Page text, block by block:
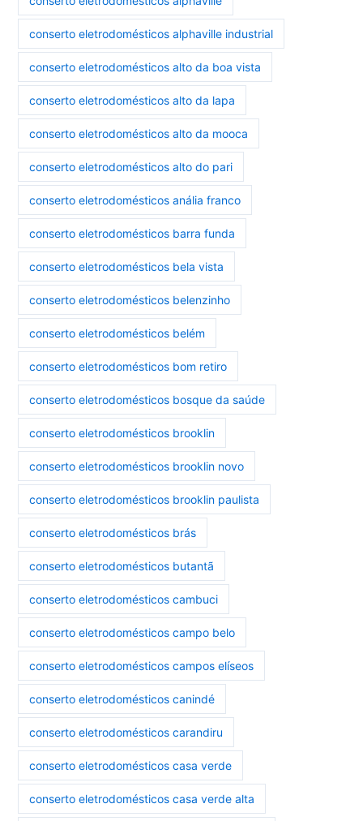
conserto eletrodomésticos alphaville industrial
conserto eletrodomésticos alto da boa vista
conserto eletrodomésticos alto da lapa
conserto eletrodomésticos alto da mooca
conserto eletrodomésticos alto do pari
conserto eletrodomésticos anália franco
conserto eletrodomésticos barra funda
conserto eletrodomésticos bela vista
conserto eletrodomésticos belenzinho
conserto eletrodomésticos belém
conserto eletrodomésticos bom retiro
conserto eletrodomésticos bosque da saúde
conserto eletrodomésticos brooklin
conserto eletrodomésticos brooklin novo
conserto eletrodomésticos brooklin paulista
conserto eletrodomésticos brás
conserto eletrodomésticos butantã
conserto eletrodomésticos cambuci
conserto eletrodomésticos campo belo
conserto eletrodomésticos campos elíseos
conserto eletrodomésticos canindé
conserto eletrodomésticos carandiru
conserto eletrodomésticos casa verde
conserto eletrodomésticos casa verde alta